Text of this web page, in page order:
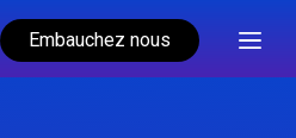
Embauchez nous